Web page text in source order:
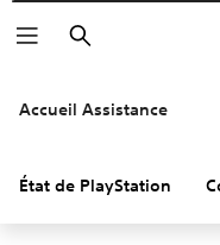
Rechercher
Accueil Assistance
État de PlayStation